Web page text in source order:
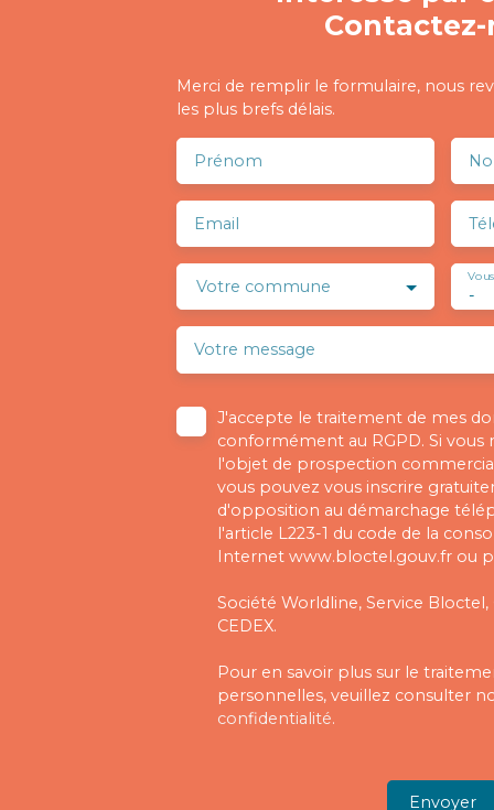
Merci de remplir le formulaire, nous
les plus brefs délais.
Prénom
Email
Votre commune -
Votre message
J'accepte le traitement de mes
conformément au RGPD. Si vous
l'objet de prospection
vous pouvez vous inscrire
d'opposition au démarchage
l'article L223-1 du code de la
Internet www.bloctel.gouv.fr ou
Société Worldline, Service Bloctel,
CEDEX.
Pour en savoir plus sur le
personnelles, veuillez consulter
confidentialité.
Envoyer